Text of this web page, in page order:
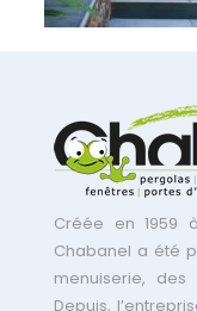
Créée en 1959
Chabanel a été
menuiserie,
Depuis,